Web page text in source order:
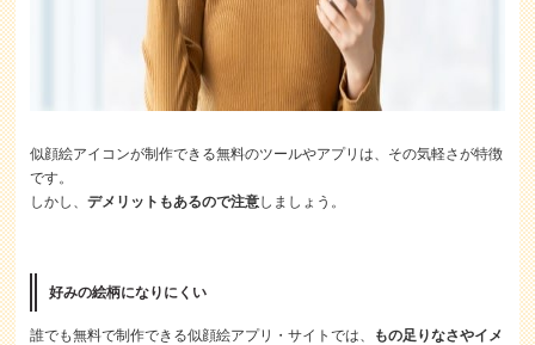
似顔絵アイコンが制作できる無料のツールやアプリは、その気軽さが特徴
です。
しかし、デメリットもあるので注意しましょう。
好みの絵柄になりにくい
誰でも無料で制作できる似顔絵アプリ・サイトでは、
もの足りなさやイメ